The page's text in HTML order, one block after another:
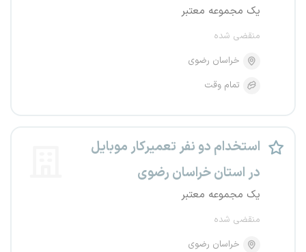
یک مجموعه معتبر
منقضی شده
خراسان رضوی
تمام وقت
استخدام دو نفر تعمیرکار موبایل
در استان خراسان رضوی
یک مجموعه معتبر
منقضی شده
خراسان رضوی